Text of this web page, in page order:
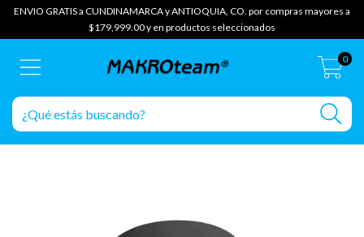
ENVIO GRATIS a CUNDINAMARCA y ANTIOQUIA, CO. por compras mayores a
$179,999.00 y en productos seleccionados
0